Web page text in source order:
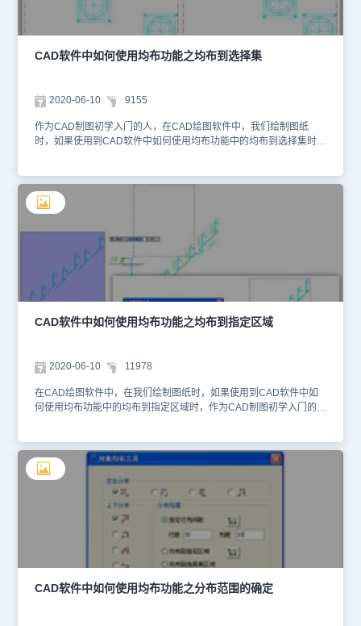
CAD软件中如何使用均布功能之均布到选择集
2020-06-10 9155
作为CAD制图初学入门的人，在CAD绘图软件中，我们绘制图纸
时，如果使用到CAD软件中如何使用均布功能中的均布到选择集时，
辰CAD绘图软件中，CAD软件中如何使用均布功能中的均布到选择
集的操作过程：1、找到CAD绘图软件中的菜单位置：[修改]→[均
布]；2、 在命 令 行输入：ArrangeTool在CAD绘图软件中，关于
CAD软件中如何使用均布功能中的均布到选择集，“均布到选择集”与
“均布到指定区域”最大的区别是用户无需指定均布区域，浩辰 CAD
绘图软件自动根据参与均布的对象的原始位置确定均布区域——选择
集。均布区域的确定方法：参与排布的所有对象中，以最左上方及右
下方的对象保持不动，并以此确定一个矩形区域，其他所有对象在此
区域内均匀分布。 在浩辰CAD绘图软件中，在学习使用CAD软件中
如何使用均布功能中的均布到选择集时，对于CAD制图初学入门的
人，我们可以从CAD下载一些相关的CAD教程来使用。
CAD软件中如何使用均布功能之均布到指定区域
2020-06-10 11978
在CAD绘图软件中，在我们绘制图纸时，如果使用到CAD软件中如
何使用均布功能中的均布到指定区域时，作为CAD制图初学入门的
下。在浩辰CAD绘图软件中，CAD软件中如何使用均布功能中的均
布到指定区域的操作过程：1、找到CAD绘图软件中的菜单位置：[修
改]→[均布]；2、 在命 令 行输入：ArrangeTool在CAD绘图软件中，
关于CAD软件中如何使用均布功能中的均布到指定区域，如果选择
“均布到指定区域”，将不允许指定均布的行距和列距。利用选项右侧
的按钮，可以指定对象的分布范围，所有参与排布的对象将被均匀分
布于指定范围中。 在浩辰CAD绘图软件中，对于CAD制图初学入门
的人，在学习使用CAD软件中如何使用均布功能中的均布到指定区域
时，我们可以从CAD下载一些相关的CAD教程来使用。
CAD软件中如何使用均布功能之分布范围的确定